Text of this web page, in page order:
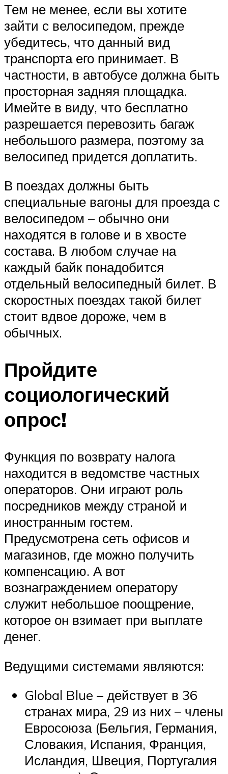
Тем не менее, если вы хотите
зайти с велосипедом, прежде
убедитесь, что данный вид
транспорта его принимает. В
частности, в автобусе должна быть
просторная задняя площадка.
Имейте в виду, что бесплатно
разрешается перевозить багаж
небольшого размера, поэтому за
велосипед придется доплатить.
В поездах должны быть
специальные вагоны для проезда с
велосипедом – обычно они
находятся в голове и в хвосте
состава. В любом случае на
каждый байк понадобится
отдельный велосипедный билет. В
скоростных поездах такой билет
стоит вдвое дороже, чем в
обычных.
Пройдите
социологический
опрос!
Функция по возврату налога
находится в ведомстве частных
операторов. Они играют роль
посредников между страной и
иностранным гостем.
Предусмотрена сеть офисов и
магазинов, где можно получить
компенсацию. А вот
вознаграждением оператору
служит небольшое поощрение,
которое он взимает при выплате
денег.
Ведущими системами являются:
Global Blue – действует в 36
странах мира, 29 из них – члены
Евросоюза (Бельгия, Германия,
Словакия, Испания, Франция,
Исландия, Швеция, Португалия